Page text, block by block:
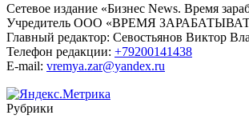
Сетевое издание «Бизнес News. Время
Учредитель ООО «ВРЕМЯ
Главный редактор: Севостьянов Виктор
Телефон редакции: +79200141438
E-mail: vremya.zar@yandex.ru
Рубрики